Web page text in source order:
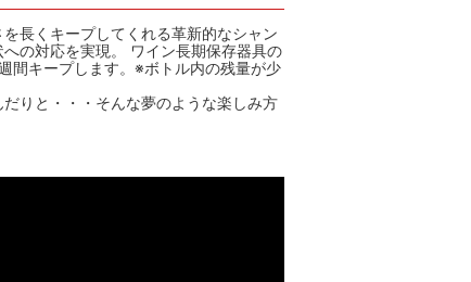
長くキープしてくれる革新的なシャン
の対応を実現。 ワイン長期保存器具の
間キープします。※ボトル内の残量が少
りと・・・そんな夢のような楽しみ方